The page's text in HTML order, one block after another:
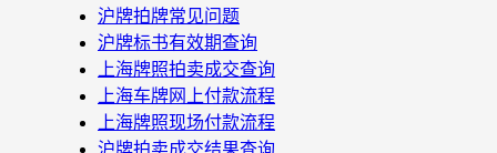
沪牌拍牌常见问题
沪牌标书有效期查询
上海牌照拍卖成交查询
上海车牌网上付款流程
上海牌照现场付款流程
沪牌拍卖成交结果查询